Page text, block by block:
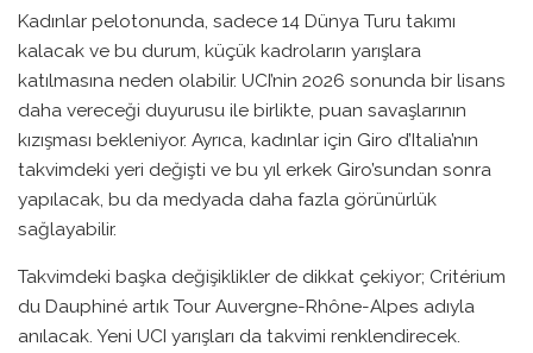
Kadınlar pelotonunda, sadece 14 Dünya Turu takımı
kalacak ve bu durum, küçük kadroların yarışlara
katılmasına neden olabilir. UCI’nin 2026 sonunda bir lisans
daha vereceği duyurusu ile birlikte, puan savaşlarının
kızışması bekleniyor. Ayrıca, kadınlar için Giro d’Italia’nın
takvimdeki yeri değişti ve bu yıl erkek Giro’sundan sonra
yapılacak, bu da medyada daha fazla görünürlük
sağlayabilir.
Takvimdeki başka değişiklikler de dikkat çekiyor; Critérium
du Dauphiné artık Tour Auvergne-Rhône-Alpes adıyla
anılacak. Yeni UCI yarışları da takvimi renklendirecek.